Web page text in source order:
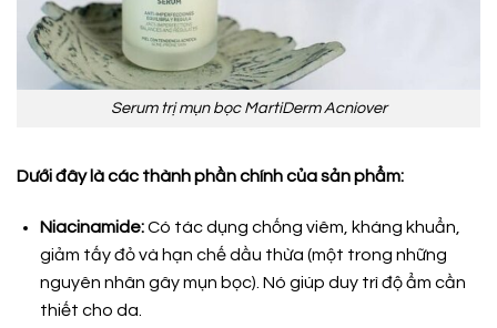
Serum trị mụn bọc MartiDerm Acniover
Dưới đây là các thành phần chính của sản phẩm:
Niacinamide:Có tác dụng chống viêm, kháng khuẩn,
giảm tấy đỏ và hạn chế dầu thừa (một trong những
nguyên nhân gây mụn bọc). Nó giúp duy trì độ ẩm cần
thiết cho da.